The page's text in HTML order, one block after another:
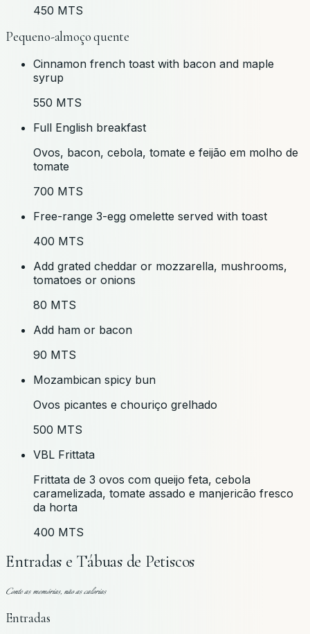
450 MTS
Pequeno-almoço quente
Cinnamon french toast with bacon and maple
syrup
550 MTS
Full English breakfast
Ovos, bacon, cebola, tomate e feijão em molho de
tomate
700 MTS
Free-range 3-egg omelette served with toast
400 MTS
Add grated cheddar or mozzarella, mushrooms,
tomatoes or onions
80 MTS
Add ham or bacon
90 MTS
Mozambican spicy bun
Ovos picantes e chouriço grelhado
500 MTS
VBL Frittata
Frittata de 3 ovos com queijo feta, cebola
caramelizada, tomate assado e manjericão fresco
da horta
400 MTS
Entradas e Tábuas de Petiscos
Conte as memórias, não as calorias
Entradas